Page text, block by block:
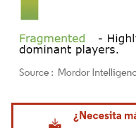
Imagen © Mordor Intelligence.